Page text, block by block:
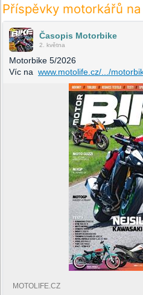
Příspěvky motorkářů
Časopis Motorbike
2. května
Motorbike 5/2026
Víc na www.motolife.cz/.../
MOTOLIFE.CZ